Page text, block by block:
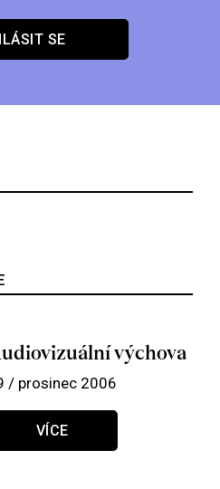
SE
výchova
/ prosinec 2006
VÍCE